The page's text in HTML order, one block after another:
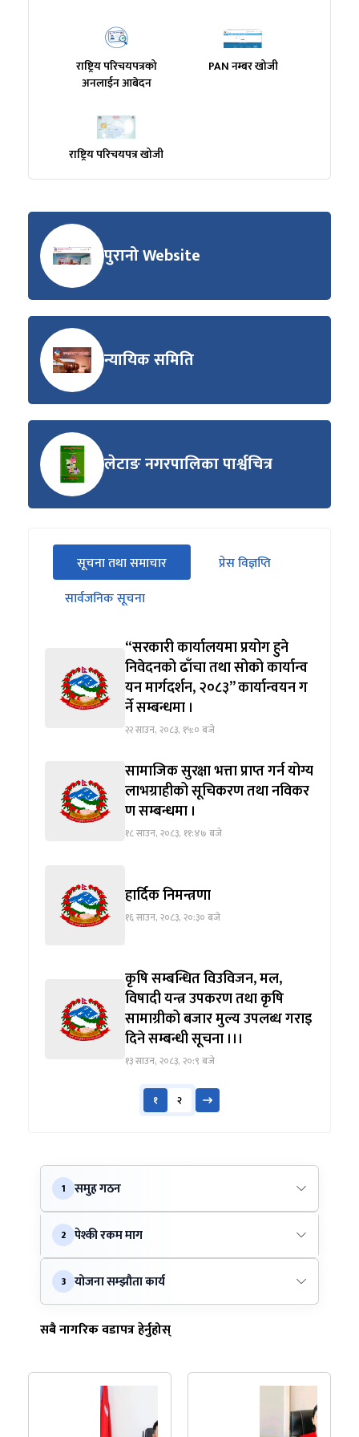
राष्ट्रिय परिचयपत्रको
अनलाईन आबेदन
PAN नम्बर खोजी
राष्ट्रिय परिचयपत्र खोजी
पुरानो Website
न्यायिक समिति
लेटाङ नगरपालिका पार्श्वचित्र
सीधा
पहिलो
ट्याबको
सूचना तथा समाचार
(सक्रिय ट्याब)
प्रेस विज्ञप्ति
सार्वजनिक सूचना
“सरकारी कार्यालयमा प्रयोग हुने
निवेदनको ढाँचा तथा सोको कार्यान्व
यन मार्गदर्शन, २०८३” कार्यान्वयन ग
र्ने सम्बन्धमा ।
२२ साउन, २०८३, १५:० बजे
सामाजिक सुरक्षा भत्ता प्राप्त गर्न योग्य
लाभग्राहीको सूचिकरण तथा नविकर
ण सम्बन्धमा ।
१८ साउन, २०८३, ११:४७ बजे
हार्दिक निमन्त्रणा
१६ साउन, २०८३, २०:३० बजे
कृषि सम्बन्धित विउविजन, मल,
विषादी यन्त्र उपकरण तथा कृषि
सामाग्रीको बजार मुल्य उपलब्ध गराइ
दिने सम्बन्धी सूचना ।।।
१३ साउन, २०८३, २०:९ बजे
१ २
1 समुह गठन
2 पेश्की रकम माग
3 योजना सम्झौता कार्य
सबै नागरिक वडापत्र हेर्नुहोस्